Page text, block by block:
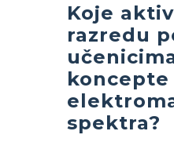
Koje
razredu
koncepte
spektra?